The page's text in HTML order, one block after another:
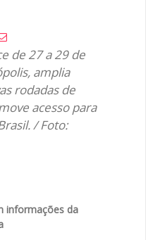
Email
de 27 a 29 de
amplia
rodadas de
acesso para
/ Foto:
informações da